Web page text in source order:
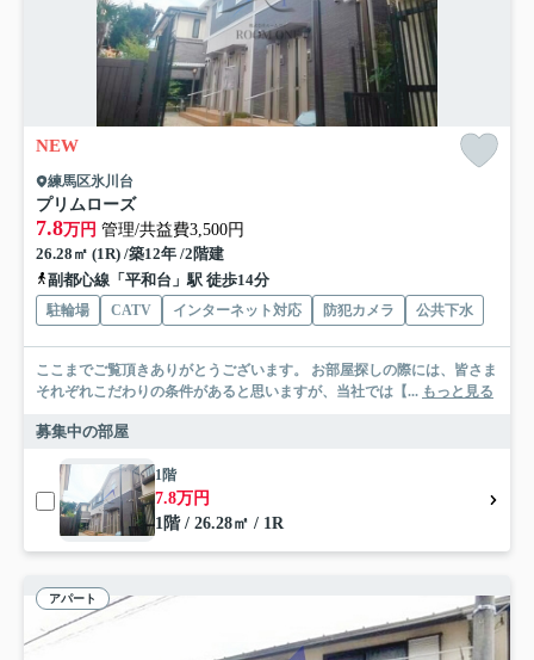
NEW
練馬区氷川台
プリムローズ
7.8万円 管理/共益費3,500円
26.28㎡ (1R) /築12年 /2階建
副都心線「平和台」駅 徒歩14分
駐輪場 CATV インターネット対応 防犯カメラ 公共下水
ここまでご覧頂きありがとうございます。 お部屋探しの際には、皆さま
それぞれこだわりの条件があると思いますが、当社では【... もっと見る
募集中の部屋
1階
7.8万円
1階 / 26.28㎡ / 1R
アパート